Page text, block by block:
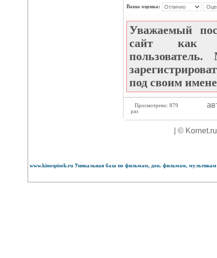
Ваша оценка:
Уважаемый
сайт как
под своим
Просмотрено: 879
раз
| ©
www.kinospisok.ru Уникальная база по фильмам, док. фильмам,